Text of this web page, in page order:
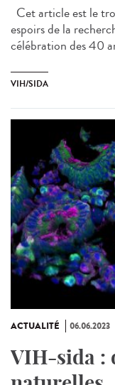
Cet article est le
espoirs de la
célébration des 40
VIH/SIDA
ACTUALITÉ 06.06.2023
VIH-sida :